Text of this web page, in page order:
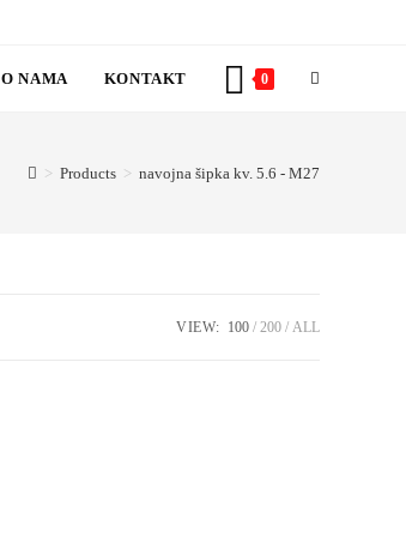
O NAMA KONTAKT 0 TOGGLE
> Products > navojna šipka kv. 5.6 - M27
VIEW: 100 200 ALL